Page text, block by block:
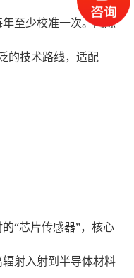
至少校准一次。闪烁
的技术路线，适配
“芯片传感器”，核心
射入射到半导体材料